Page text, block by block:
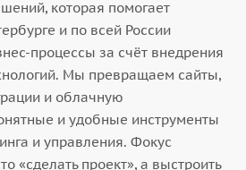
которая помогает
и по всей России
процессы за счёт внедрения
Мы превращаем сайты,
и облачную
и удобные инструменты
и управления. Фокус
«сделать проект», а выстроить